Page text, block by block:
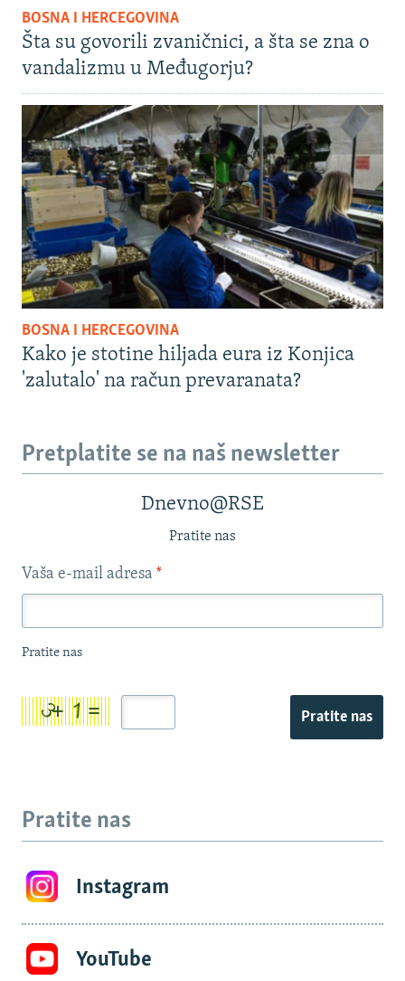
BOSNA I HERCEGOVINA
Šta su govorili zvaničnici, a šta se zna o
vandalizmu u Međugorju?
BOSNA I HERCEGOVINA
Kako je stotine hiljada eura iz Konjica
'zalutalo' na račun prevaranata?
Pretplatite se na naš newsletter
Dnevno@RSE
Pratite nas
Vaša e-mail adresa *
Pratite nas
Pratite nas
Pratite nas
Instagram
YouTube